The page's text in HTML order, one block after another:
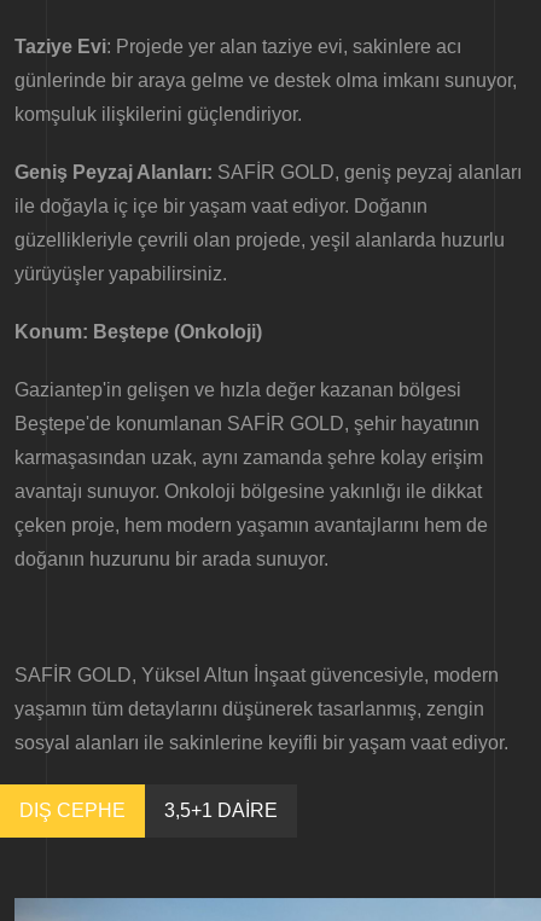
Taziye Evi: Projede yer alan taziye evi, sakinlere acı
günlerinde bir araya gelme ve destek olma imkanı sunuyor,
komşuluk ilişkilerini güçlendiriyor.
Geniş Peyzaj Alanları: SAFİR GOLD, geniş peyzaj alanları
ile doğayla iç içe bir yaşam vaat ediyor. Doğanın
güzellikleriyle çevrili olan projede, yeşil alanlarda huzurlu
yürüyüşler yapabilirsiniz.
Konum: Beştepe (Onkoloji)
Gaziantep'in gelişen ve hızla değer kazanan bölgesi
Beştepe'de konumlanan SAFİR GOLD, şehir hayatının
karmaşasından uzak, aynı zamanda şehre kolay erişim
avantajı sunuyor. Onkoloji bölgesine yakınlığı ile dikkat
çeken proje, hem modern yaşamın avantajlarını hem de
doğanın huzurunu bir arada sunuyor.
SAFİR GOLD, Yüksel Altun İnşaat güvencesiyle, modern
yaşamın tüm detaylarını düşünerek tasarlanmış, zengin
sosyal alanları ile sakinlerine keyifli bir yaşam vaat ediyor.
DIŞ CEPHE 3,5+1 DAİRE